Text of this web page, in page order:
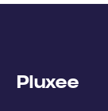
Pluxee